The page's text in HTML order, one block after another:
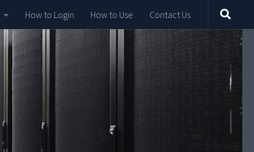
How to Login How to Use Contact Us